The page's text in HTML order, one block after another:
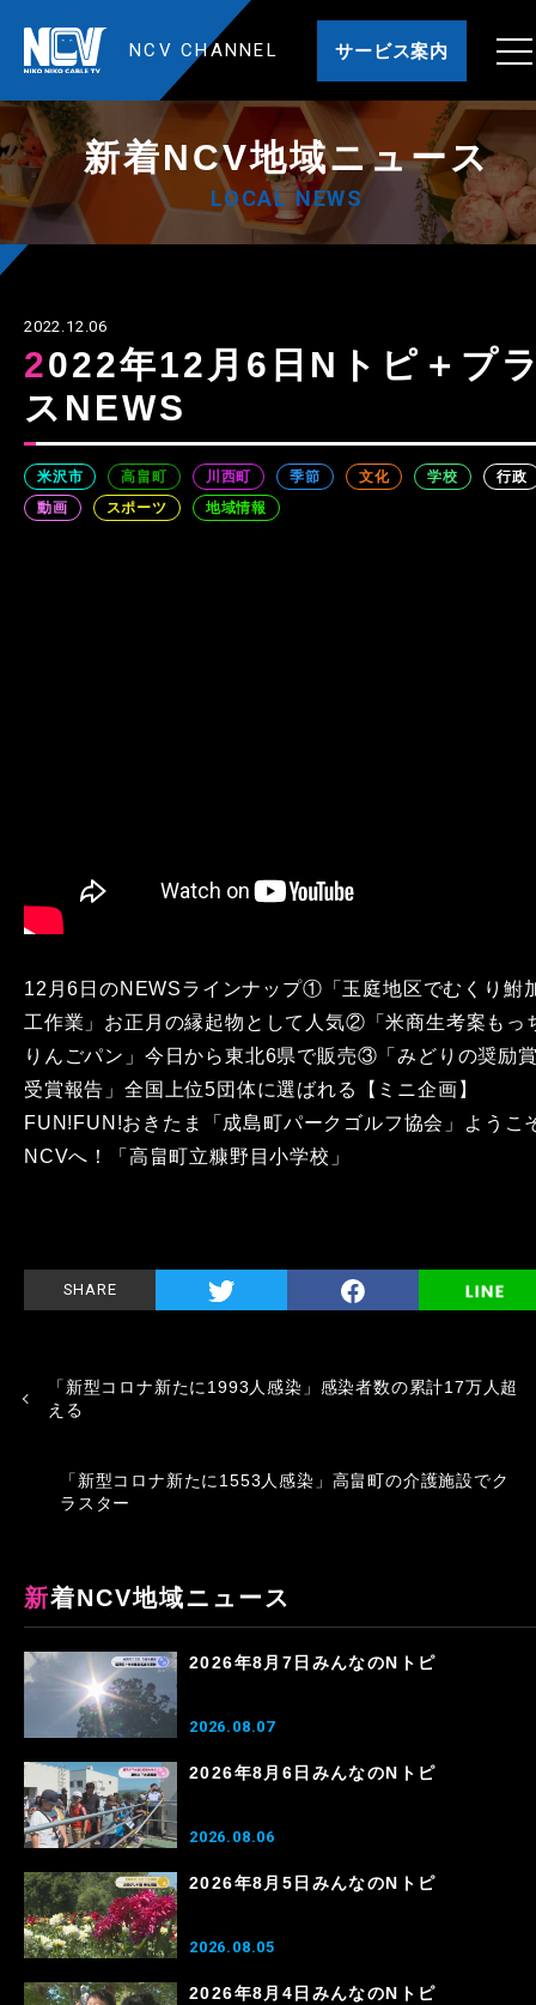
NCV CHANNEL サービス案内
新着NCV地域ニュース
LOCAL NEWS
2022.12.06
2022年12月6日Nトピ＋プラ
スNEWS
米沢市 高畠町 川西町 季節 文化 学校
行政
動画
スポーツ 地域情報
12月6日のNEWSラインナップ①「玉庭地区でむくり鮒
工作業」お正月の縁起物として人気②「米商生考案もっ
りんごパン」今日から東北6県で販売③「みどりの奨励
受賞報告」全国上位5団体に選ばれる【ミニ企画】
FUN!FUN!おきたま「成島町パークゴルフ協会」ようこ
NCVへ！「高畠町立糠野目小学校」
SHARE
「新型コロナ新たに1993人感染」感染者数の累計17万人超
える
「新型コロナ新たに1553人感染」高畠町の介護施設でク
ラスター
新着NCV地域ニュース
2026年8月7日みんなのNトピ
2026.08.07
2026年8月6日みんなのNトピ
2026.08.06
2026年8月5日みんなのNトピ
2026.08.05
2026年8月4日みんなのNトピ